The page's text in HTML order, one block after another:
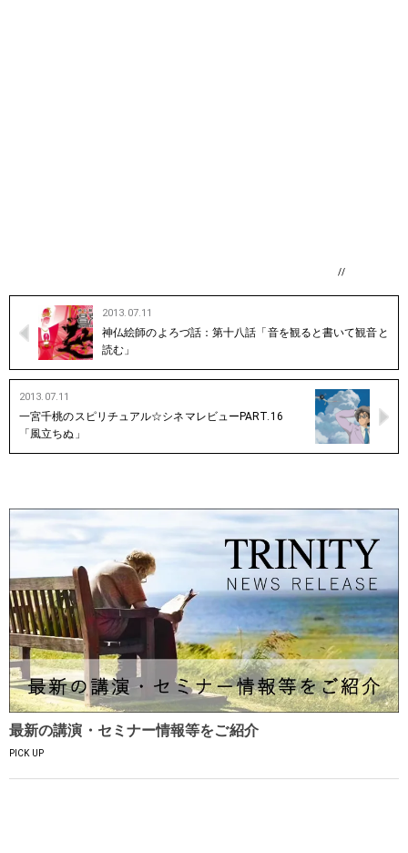
//
2013.07.11
神仏絵師のよろづ話：第十八話「音を観ると書いて観音と
読む」
2013.07.11
一宮千桃のスピリチュアル☆シネマレビューPART.16
「風立ちぬ」
最新の講演・セミナー情報等をご紹介
PICK UP